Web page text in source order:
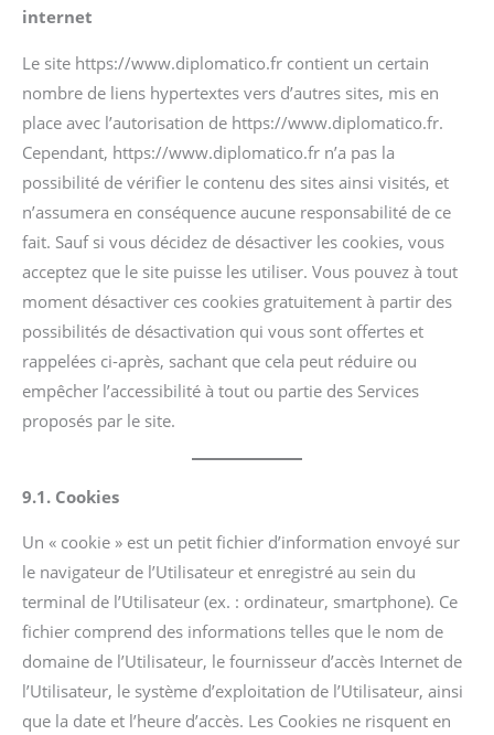
internet
Le site https://www.diplomatico.fr contient un certain
nombre de liens hypertextes vers d’autres sites, mis en
place avec l’autorisation de https://www.diplomatico.fr.
Cependant, https://www.diplomatico.fr n’a pas la
possibilité de vérifier le contenu des sites ainsi visités, et
n’assumera en conséquence aucune responsabilité de ce
fait. Sauf si vous décidez de désactiver les cookies, vous
acceptez que le site puisse les utiliser. Vous pouvez à tout
moment désactiver ces cookies gratuitement à partir des
possibilités de désactivation qui vous sont offertes et
rappelées ci-après, sachant que cela peut réduire ou
empêcher l’accessibilité à tout ou partie des Services
proposés par le site.
9.1. Cookies
Un « cookie » est un petit fichier d’information envoyé sur
le navigateur de l’Utilisateur et enregistré au sein du
terminal de l’Utilisateur (ex. : ordinateur, smartphone). Ce
fichier comprend des informations telles que le nom de
domaine de l’Utilisateur, le fournisseur d’accès Internet de
l’Utilisateur, le système d’exploitation de l’Utilisateur, ainsi
que la date et l’heure d’accès. Les Cookies ne risquent en